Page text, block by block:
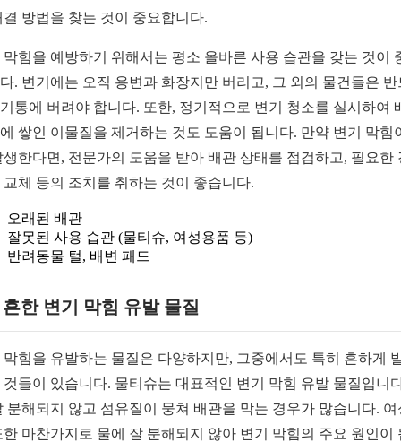
결 방법을 찾는 것이 중요합니다.
막힘을 예방하기 위해서는 평소 올바른 사용 습관을 갖는 것이
. 변기에는 오직 용변과 화장지만 버리고, 그 외의 물건들은 반
통에 버려야 합니다. 또한, 정기적으로 변기 청소를 실시하여
쌓인 이물질을 제거하는 것도 도움이 됩니다. 만약 변기 막힘
생한다면, 전문가의 도움을 받아 배관 상태를 점검하고, 필요한
교체 등의 조치를 취하는 것이 좋습니다.
오래된 배관
잘못된 사용 습관 (물티슈, 여성용품 등)
반려동물 털, 배변 패드
흔한 변기 막힘 유발 물질
막힘을 유발하는 물질은 다양하지만, 그중에서도 특히 흔하게
것들이 있습니다. 물티슈는 대표적인 변기 막힘 유발 물질입니
분해되지 않고 섬유질이 뭉쳐 배관을 막는 경우가 많습니다. 여
한 마찬가지로 물에 잘 분해되지 않아 변기 막힘의 주요 원인이